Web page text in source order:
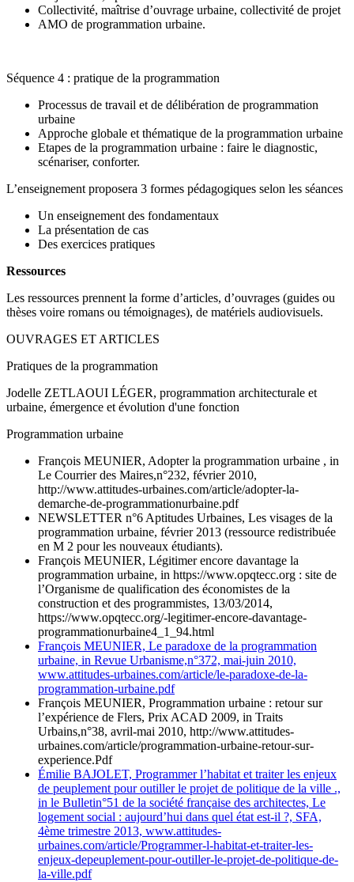
Collectivité, maîtrise d’ouvrage urbaine, collectivité de projet
AMO de programmation urbaine.
Séquence 4 : pratique de la programmation
Processus de travail et de délibération de programmation
urbaine
Approche globale et thématique de la programmation urbaine
Etapes de la programmation urbaine : faire le diagnostic,
scénariser, conforter.
L’enseignement proposera 3 formes pédagogiques selon les séances
Un enseignement des fondamentaux
La présentation de cas
Des exercices pratiques
Ressources
Les ressources prennent la forme d’articles, d’ouvrages (guides ou
thèses voire romans ou témoignages), de matériels audiovisuels.
OUVRAGES ET ARTICLES
Pratiques de la programmation
Jodelle ZETLAOUI LÉGER, programmation architecturale et
urbaine, émergence et évolution d'une fonction
Programmation urbaine
François MEUNIER, Adopter la programmation urbaine , in
Le Courrier des Maires,n°232, février 2010,
http://www.attitudes-urbaines.com/article/adopter-la-
demarche-de-programmationurbaine.pdf
NEWSLETTER n°6 Aptitudes Urbaines, Les visages de la
programmation urbaine, février 2013 (ressource redistribuée
en M 2 pour les nouveaux étudiants).
François MEUNIER, Légitimer encore davantage la
programmation urbaine, in https://www.opqtecc.org : site de
l’Organisme de qualification des économistes de la
construction et des programmistes, 13/03/2014,
https://www.opqtecc.org/-legitimer-encore-davantage-
programmationurbaine4_1_94.html
François MEUNIER, Le paradoxe de la programmation
urbaine, in Revue Urbanisme,n°372, mai-juin 2010,
www.attitudes-urbaines.com/article/le-paradoxe-de-la-
programmation-urbaine.pdf
François MEUNIER, Programmation urbaine : retour sur
l’expérience de Flers, Prix ACAD 2009, in Traits
Urbains,n°38, avril-mai 2010, http://www.attitudes-
urbaines.com/article/programmation-urbaine-retour-sur-
experience.Pdf
Émilie BAJOLET, Programmer l’habitat et traiter les enjeux
de peuplement pour outiller le projet de politique de la ville .,
in le Bulletin°51 de la société française des architectes, Le
logement social : aujourd’hui dans quel état est-il ?, SFA,
4ème trimestre 2013, www.attitudes-
urbaines.com/article/Programmer-l-habitat-et-traiter-les-
enjeux-depeuplement-pour-outiller-le-projet-de-politique-de-
la-ville.pdf